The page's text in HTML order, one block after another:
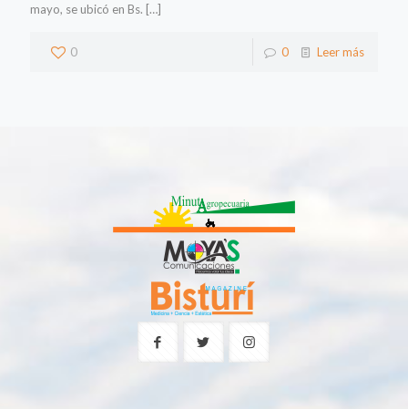
mayo, se ubicó en Bs. […]
0 0 Leer más